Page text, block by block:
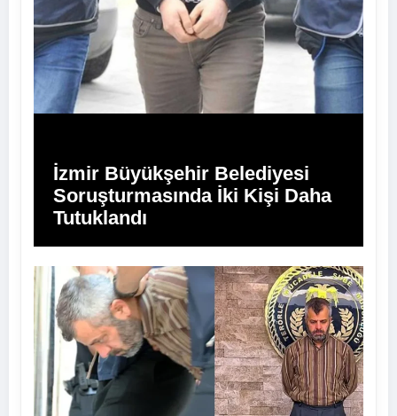
İzmir Büyükşehir Belediyesi
Soruşturmasında İki Kişi Daha
Tutuklandı